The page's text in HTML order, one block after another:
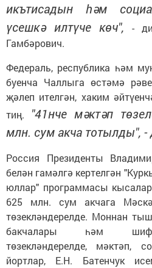
икътисадын һәм
үсешкә илтүче көч", -
Гамбәрович.
Федераль, республика һәм
буенча Чаллыга өстәмә
җәлеп ителгән, хаким
тиң. "41нче мәктәп
млн. сум акча тотылды",
Россия Президенты
белән гамәлгә кертелгән
юллар" программасы
625 млн. сум акчага
төзекләндерелде. Моннан
бакчалары һәм
төзекләндерелде, мәктәп,
йортлар, Е.Н. Батенчук